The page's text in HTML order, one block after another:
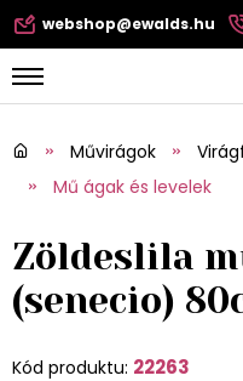
webshop@ewalds.hu
Művirágok
Mű ágak és levelek
Zöldeslila
(senecio)
Kód produktu: 22263